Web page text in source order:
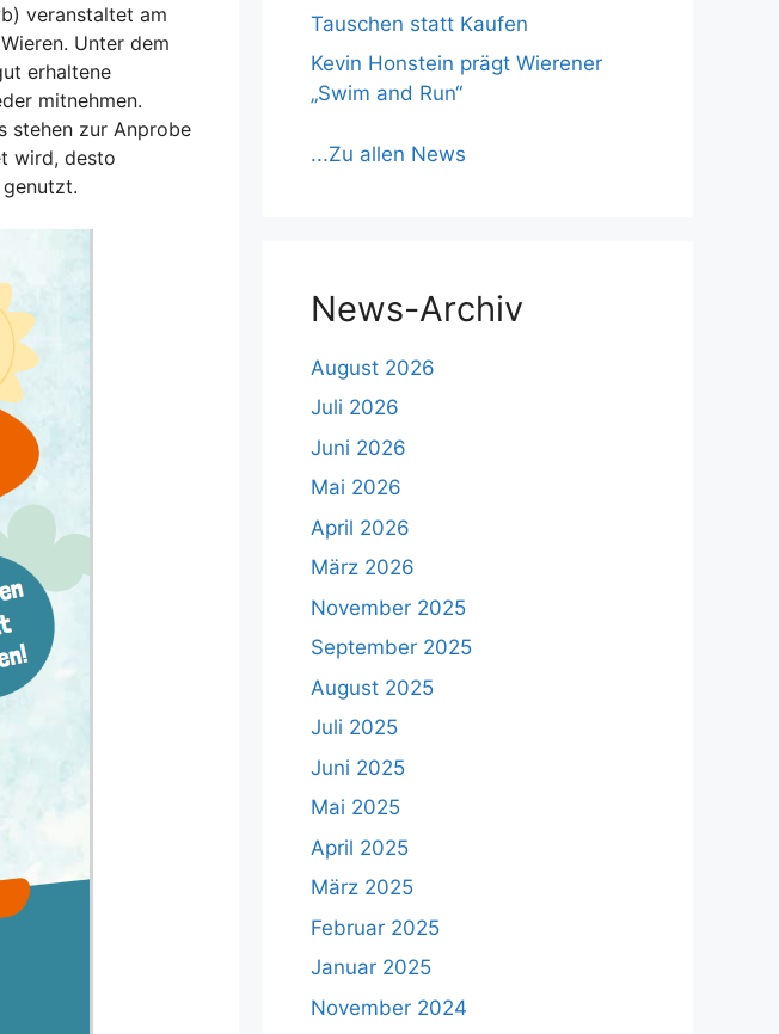
veranstaltet am
Unter dem
erhaltene
mitnehmen.
stehen zur Anprobe
wird, desto
Tauschen statt Kaufen
Kevin Honstein prägt Wierener
„Swim and Run“
...Zu allen News
News-Archiv
August 2026
Juli 2026
Juni 2026
Mai 2026
April 2026
März 2026
November 2025
September 2025
August 2025
Juli 2025
Juni 2025
Mai 2025
April 2025
März 2025
Februar 2025
Januar 2025
November 2024